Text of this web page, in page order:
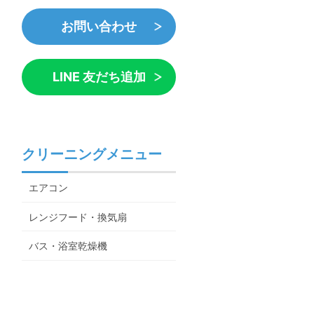
お問い合わせ
LINE 友だち追加
クリーニングメニュー
エアコン
レンジフード・換気扇
バス・浴室乾燥機